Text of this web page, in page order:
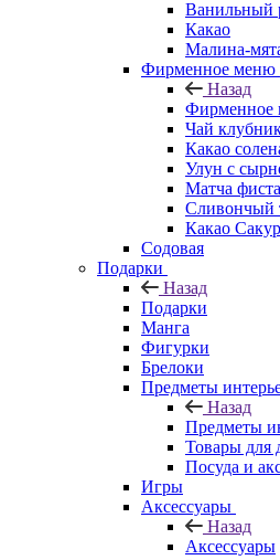
Ванильный
Какао
Малина-
Фирменное меню
Назад
Фирменное
Чай
Какао
Улун с
Матча
Сливончый
Какао
Содовая
Подарки
Назад
Подарки
Манга
Фигурки
Брелоки
Предметы
Назад
Предметы
Товары для
Посуда и
Игры
Аксессуары
Назад
Аксессуары